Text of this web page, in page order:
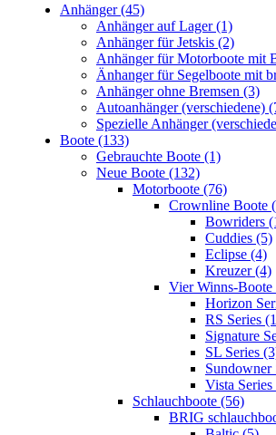
Anhänger (45)
Anhänger auf Lager (1)
Anhänger für Jetskis (2)
Anhänger für Motorboote mit
Änhanger für Segelboote mit
Anhänger ohne Bremsen (3)
Autoanhänger (verschiedene)
Spezielle Anhänger
Boote (133)
Gebrauchte Boote (1)
Neue Boote (132)
Motorboote (76)
Crownline Boote
Bowriders
Cuddies (5)
Eclipse (4)
Kreuzer (4)
Vier Winns-Boote
Horizon
RS Series
Signature
SL Series
Sundowner
Vista Series
Schlauchboote (56)
BRIG